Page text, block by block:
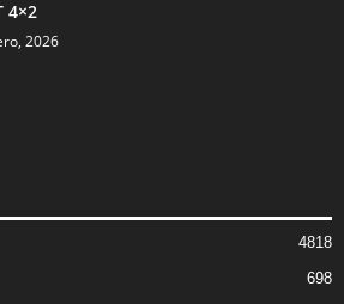
4×2
2026
4818
698